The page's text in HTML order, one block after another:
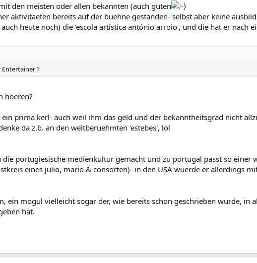
den meisten oder allen bekannten (auch guten
aktivitaeten bereits auf der buehne gestanden- selbst aber keine
heute noch) die 'escola artística antónio arroio', und die hat er nach
?
hoeren?
prima kerl- auch weil ihm das geld und der bekanntheitsgrad nicht
da z.b. an den weltberuehmten 'estebes', lol
portugiesische medienkultur gemacht und zu portugal passt so einer
eines julio, mario & consorten)- in den USA wuerde er allerdings
ein mogul vielleicht sogar der, wie bereits schon geschrieben wurde, in
hat.